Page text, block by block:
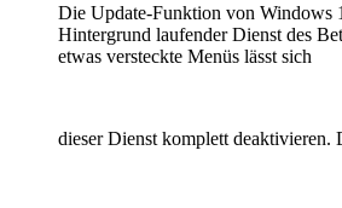
Die Update-Funktion von Windows
Hintergrund laufender Dienst des
etwas versteckte Menüs lässt sich
dieser Dienst komplett deaktivieren.